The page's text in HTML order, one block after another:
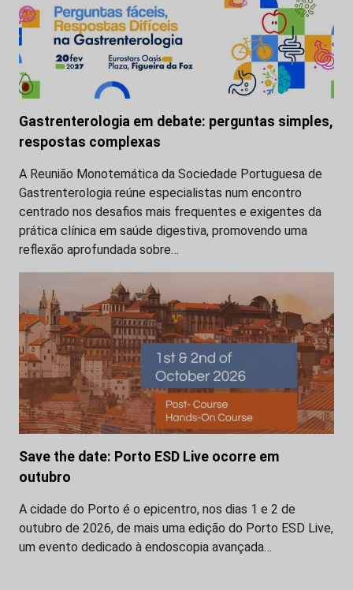
Gastrenterologia em debate: perguntas simples,
respostas complexas
A Reunião Monotemática da Sociedade Portuguesa de
Gastrenterologia reúne especialistas num encontro
centrado nos desafios mais frequentes e exigentes da
prática clínica em saúde digestiva, promovendo uma
reflexão aprofundada sobre…
Save the date: Porto ESD Live ocorre em
outubro
A cidade do Porto é o epicentro, nos dias 1 e 2 de
outubro de 2026, de mais uma edição do Porto ESD Live,
um evento dedicado à endoscopia avançada…